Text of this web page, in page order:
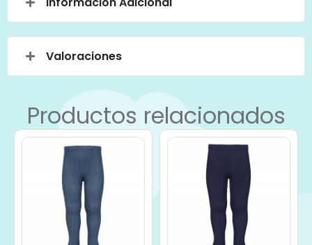
Valoraciones
Productos relacionados